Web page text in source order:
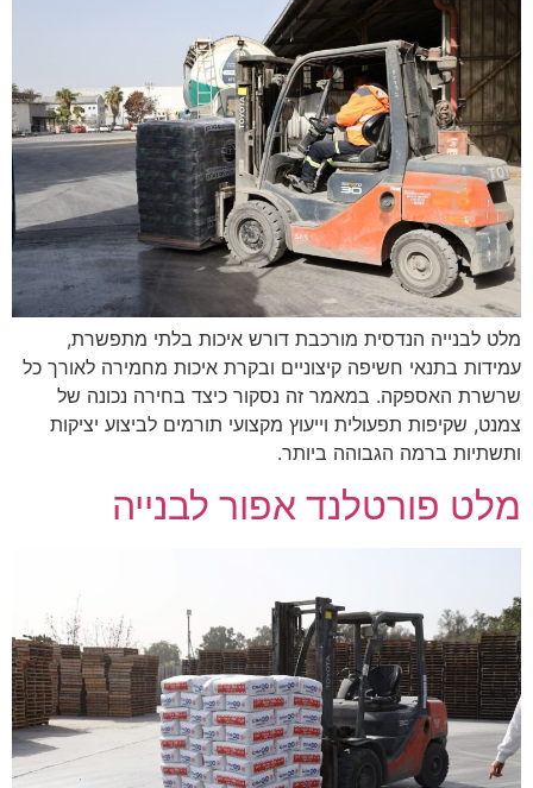
מלט לבנייה הנדסית מורכבת דורש איכות בלתי מתפשרת,
עמידות בתנאי חשיפה קיצוניים ובקרת איכות מחמירה לאורך כל
שרשרת האספקה. במאמר זה נסקור כיצד בחירה נכונה של
צמנט, שקיפות תפעולית וייעוץ מקצועי תורמים לביצוע יציקות
ותשתיות ברמה הגבוהה ביותר.
מלט פורטלנד אפור לבנייה